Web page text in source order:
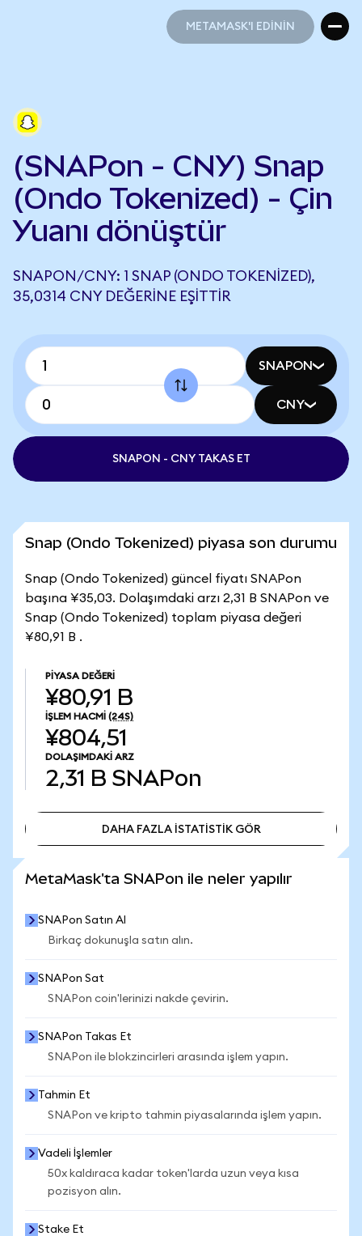
METAMASK'I EDİNİN
(SNAPon - CNY) Snap
(Ondo Tokenized) - Çin
Yuanı dönüştür
SNAPON/CNY: 1 SNAP (ONDO TOKENIZED),
35,0314 CNY DEĞERINE EŞITTIR
SNAPON
CNY
SNAPON - CNY TAKAS ET
Snap (Ondo Tokenized) piyasa son durumu
Snap (Ondo Tokenized) güncel fiyatı SNAPon
başına ¥35,03. Dolaşımdaki arzı 2,31 B SNAPon ve
Snap (Ondo Tokenized) toplam piyasa değeri
¥80,91 B .
PIYASA DEĞERI
¥80,91 B
İŞLEM HACMI (24S)
¥804,51
DOLAŞIMDAKI ARZ
2,31 B SNAPon
DAHA FAZLA İSTATİSTİK GÖR
MetaMask'ta SNAPon ile neler yapılır
SNAPon Satın Al
Birkaç dokunuşla satın alın.
SNAPon Sat
SNAPon coin'lerinizi nakde çevirin.
SNAPon Takas Et
SNAPon ile blokzincirleri arasında işlem yapın.
Tahmin Et
SNAPon ve kripto tahmin piyasalarında işlem yapın.
Vadeli İşlemler
50x kaldıraca kadar token'larda uzun veya kısa
pozisyon alın.
Stake Et